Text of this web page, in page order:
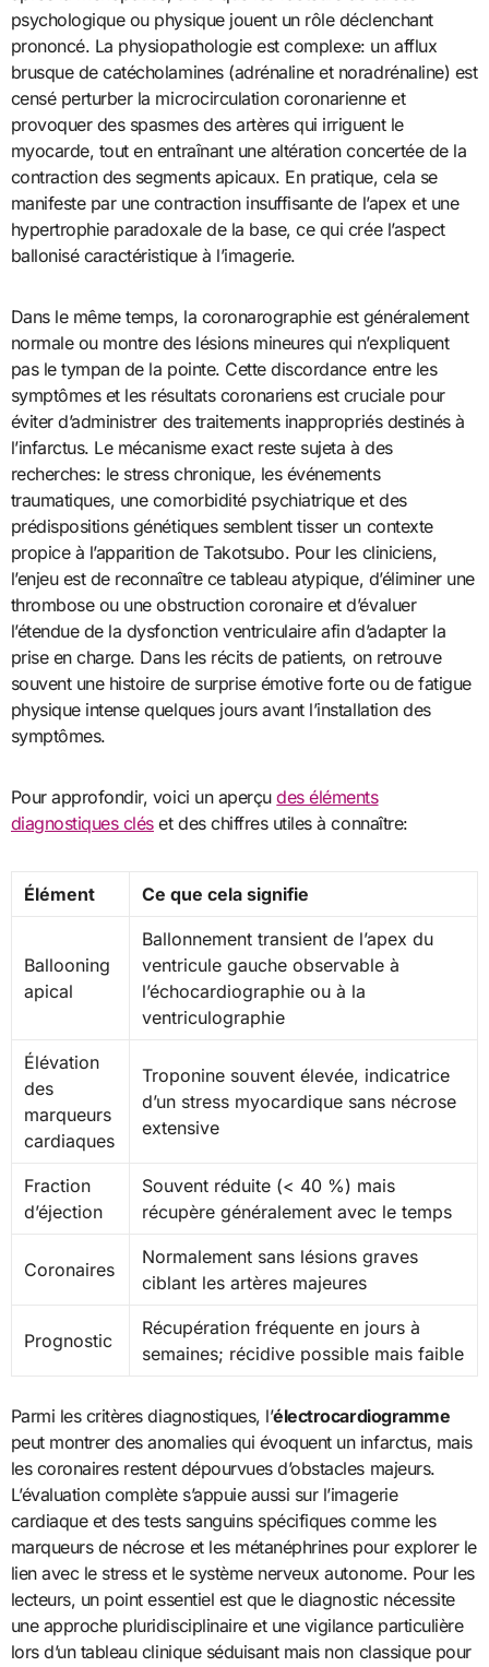
psychologique ou physique jouent un rôle déclenchant
prononcé. La physiopathologie est complexe: un afflux
brusque de catécholamines (adrénaline et noradrénaline) est
censé perturber la microcirculation coronarienne et
provoquer des spasmes des artères qui irriguent le
myocarde, tout en entraînant une altération concertée de la
contraction des segments apicaux. En pratique, cela se
manifeste par une contraction insuffisante de l’apex et une
hypertrophie paradoxale de la base, ce qui crée l’aspect
ballonisé caractéristique à l’imagerie.
Dans le même temps, la coronarographie est généralement
normale ou montre des lésions mineures qui n’expliquent
pas le tympan de la pointe. Cette discordance entre les
symptômes et les résultats coronariens est cruciale pour
éviter d’administrer des traitements inappropriés destinés à
l’infarctus. Le mécanisme exact reste sujeta à des
recherches: le stress chronique, les événements
traumatiques, une comorbidité psychiatrique et des
prédispositions génétiques semblent tisser un contexte
propice à l’apparition de Takotsubo. Pour les cliniciens,
l’enjeu est de reconnaître ce tableau atypique, d’éliminer une
thrombose ou une obstruction coronaire et d’évaluer
l’étendue de la dysfonction ventriculaire afin d’adapter la
prise en charge. Dans les récits de patients, on retrouve
souvent une histoire de surprise émotive forte ou de fatigue
physique intense quelques jours avant l’installation des
symptômes.
Pour approfondir, voici un aperçudes éléments
diagnostiques cléset des chiffres utiles à connaître:
Élément Ce que cela signifie
Ballooning
apical
Ballonnement transient de l’apex du
ventricule gauche observable à
l’échocardiographie ou à la
ventriculographie
Élévation
des
marqueurs
cardiaques
Troponine souvent élevée, indicatrice
d’un stress myocardique sans nécrose
extensive
Fraction
d’éjection
Souvent réduite (< 40 %) mais
récupère généralement avec le temps
Coronaires
Normalement sans lésions graves
ciblant les artères majeures
Prognostic
Récupération fréquente en jours à
semaines; récidive possible mais faible
Parmi les critères diagnostiques, l’électrocardiogramme
peut montrer des anomalies qui évoquent un infarctus, mais
les coronaires restent dépourvues d’obstacles majeurs.
L’évaluation complète s’appuie aussi sur l’imagerie
cardiaque et des tests sanguins spécifiques comme les
marqueurs de nécrose et les métanéphrines pour explorer le
lien avec le stress et le système nerveux autonome. Pour les
lecteurs, un point essentiel est que le diagnostic nécessite
une approche pluridisciplinaire et une vigilance particulière
lors d’un tableau clinique séduisant mais non classique pour